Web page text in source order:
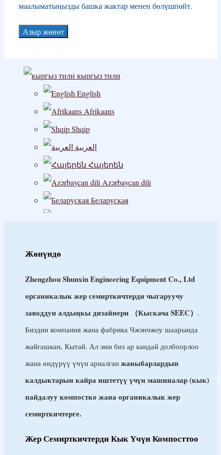
маалыматыңызды башка жактар ​​менен бөлүшпөйт.
кыргыз тили
English
Afrikaans
Shqip
العربية
Հայերեն
Azərbaycan dili
Беларуская
Eesti keel
Wikang Filipino
Suomi
Français
Deutsch
Жөнүндө
Zhengzhou Shunxin Engineering Equipment Co., Ltd
органикалык жер семирткичтерди чыгаруучу
заводдун алдыңкы дизайнери （Кыскача SEEC） .
Биздин компания жана фабрика Чжэнчжоу шаарында
жайгашкан, Кытай. Ал эми биз ар кандай долбоорлоо
жана өндүрүү үчүн арналган жаныбарлардын
калдыктарын кайра иштетүү үчүн машиналар (кык)
пайдалуу компостко жана органикалык жер
семирткичтерге.
Жер Семирткичтерди Кык Үчүн Компосттоо